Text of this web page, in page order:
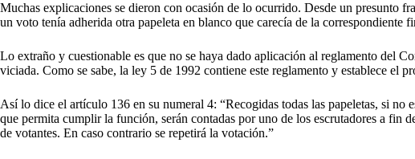
Muchas explicaciones se dieron con ocasión de lo ocurrido. Desde un presunto
un voto tenía adherida otra papeleta en blanco que carecía de la correspondiente
Lo extraño y cuestionable es que no se haya dado aplicación al reglamento del
viciada. Como se sabe, la ley 5 de 1992 contiene este reglamento y establece el
Así lo dice el artículo 136 en su numeral 4: “Recogidas todas las papeletas, si no
que permita cumplir la función, serán contadas por uno de los escrutadores a fin
de votantes. En caso contrario se repetirá la votación.”